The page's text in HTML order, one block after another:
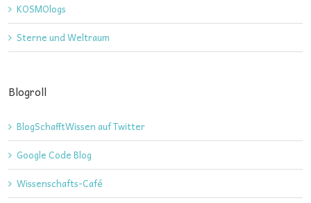
KOSMOlogs
Sterne und Weltraum
Blogroll
BlogSchafftWissen auf Twitter
Google Code Blog
Wissenschafts-Café